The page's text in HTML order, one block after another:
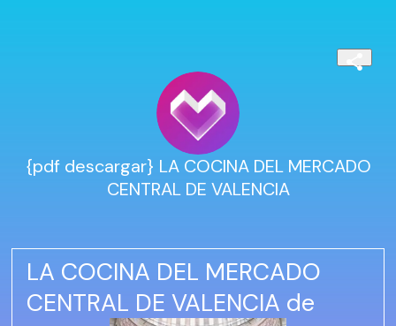
{pdf descargar} LA COCINA DEL MERCADO
CENTRAL DE VALENCIA
LA COCINA DEL MERCADO
CENTRAL DE VALENCIA de